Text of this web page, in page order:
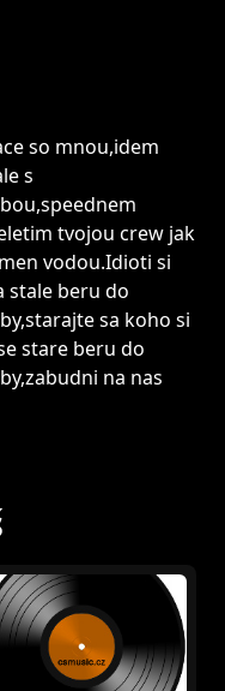
so mnou,idem
s
na nas